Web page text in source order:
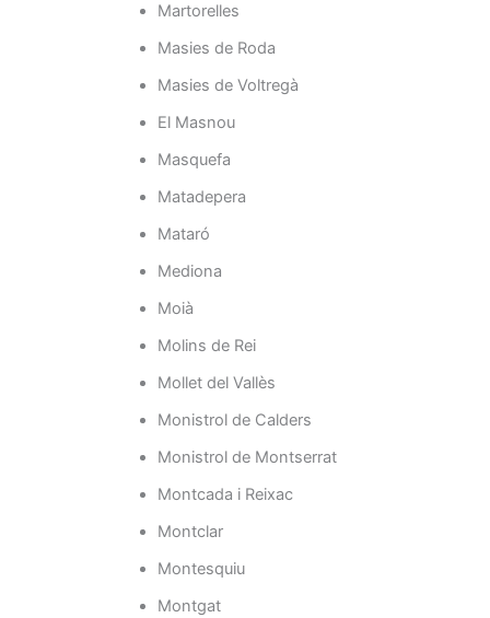
Martorelles
Masies de Roda
Masies de Voltregà
El Masnou
Masquefa
Matadepera
Mataró
Mediona
Moià
Molins de Rei
Mollet del Vallès
Monistrol de Calders
Monistrol de Montserrat
Montcada i Reixac
Montclar
Montesquiu
Montgat